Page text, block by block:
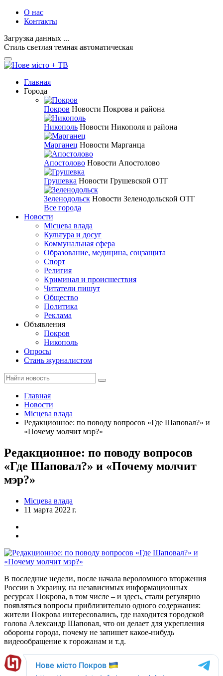
О нас
Контакты
Загрузка данных ...
Стиль светлая темная автоматическая
Главная
Города
Покров Новости Покрова и района
Никополь Новости Никополя и района
Марганец Новости Марганца
Апостолово Новости Апостолово
Грушевка Новости Грушевской ОТГ
Зеленодольск Новости Зеленодольской ОТГ
Все города
Новости
Місцева влада
Культура и досуг
Коммунальная сфера
Образование, медицина, соцзащита
Спорт
Религия
Криминал и происшествия
Читатели пишут
Общество
Политика
Реклама
Объявления
Покров
Никополь
Опросы
Стань журналистом
Главная
Новости
Місцева влада
Редакционное: по поводу вопросов «Где Шаповал?» и
«Почему молчит мэр?»
Редакционное: по поводу вопросов
«Где Шаповал?» и «Почему молчит
мэр?»
Місцева влада
11 марта 2022 г.
В последние недели, после начала вероломного вторжения
России в Украину, на независимых информационных
ресурсах Покрова, в том числе – и здесь, стали регулярно
появляться вопросы приблизительно одного содержания:
жители Покрова интересовались, где находится городской
голова Александр Шаповал, что он делает для укрепления
обороны города, почему не запишет какое-нибудь
видеообращение к горожанам и т.д.